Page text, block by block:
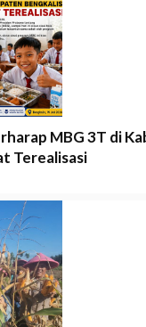
MBG 3T di
Terealisasi